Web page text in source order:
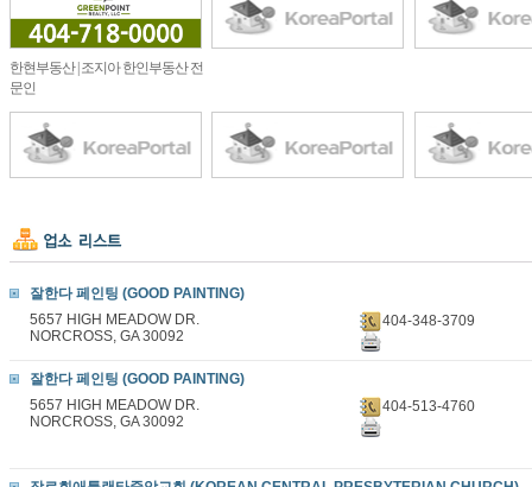
한현부동산 | 조지아 한인부동산 전
문인
잘한다 페인팅 (GOOD PAINTING)
5657 HIGH MEADOW DR.
NORCROSS, GA 30092
404-348-3709
잘한다 페인팅 (GOOD PAINTING)
5657 HIGH MEADOW DR.
NORCROSS, GA 30092
404-513-4760